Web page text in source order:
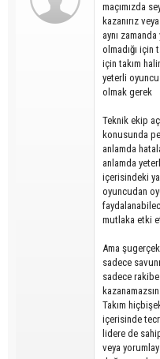
maçımızda
kazanırız
aynı
olmadığı için
için takım
yeterli
olmak gerek
Teknik ekip
konusunda
anlamda
anlamda
içerisindeki
oyuncudan
mutlaka etki
Ama
sadece
sadece rakibe
kazanamazsın
Takım
içerisinde
lidere de
veya